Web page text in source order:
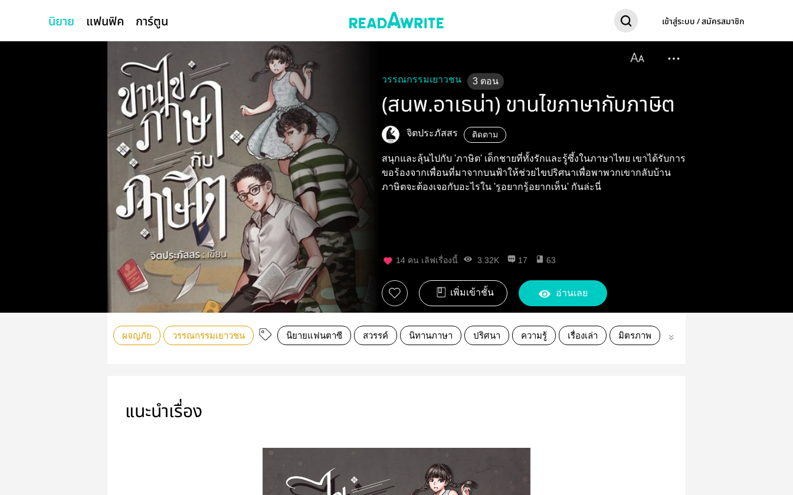
นิยาย แฟนฟิค การ์ตูน เข้าสู่ระบบ / สมัครสมาชิก
วรรณกรรมเยาวชน 3 ตอน
(สนพ.อาเธน่า) ขานไขภาษากับภาษิต
จิตประภัสสร ติดตาม
สนุกและลุ้นไปกับ 'ภาษิต' เด็กชายที่ทั้งรักและรู้ซึ้งในภาษาไทย เขาได้รับการ
ขอร้องจากเพื่อนที่มาจากบนฟ้าให้ช่วยไขปริศนาเพื่อพาพวกเขากลับบ้าน
ภาษิตจะต้องเจอกับอะไรใน 'รูอยากรู้อยากเห็น' กันล่ะนี่
14 คน เลิฟเรื่องนี้ 3.32K 17 63
เพิ่มเข้าชั้น อ่านเลย
ผจญภัย วรรณกรรมเยาวชน นิยายแฟนตาซี สวรรค์ นิทานภาษา ปริศนา ความรู้ เรื่องเล่า มิตรภาพ ขานไข
แนะนำเรื่อง